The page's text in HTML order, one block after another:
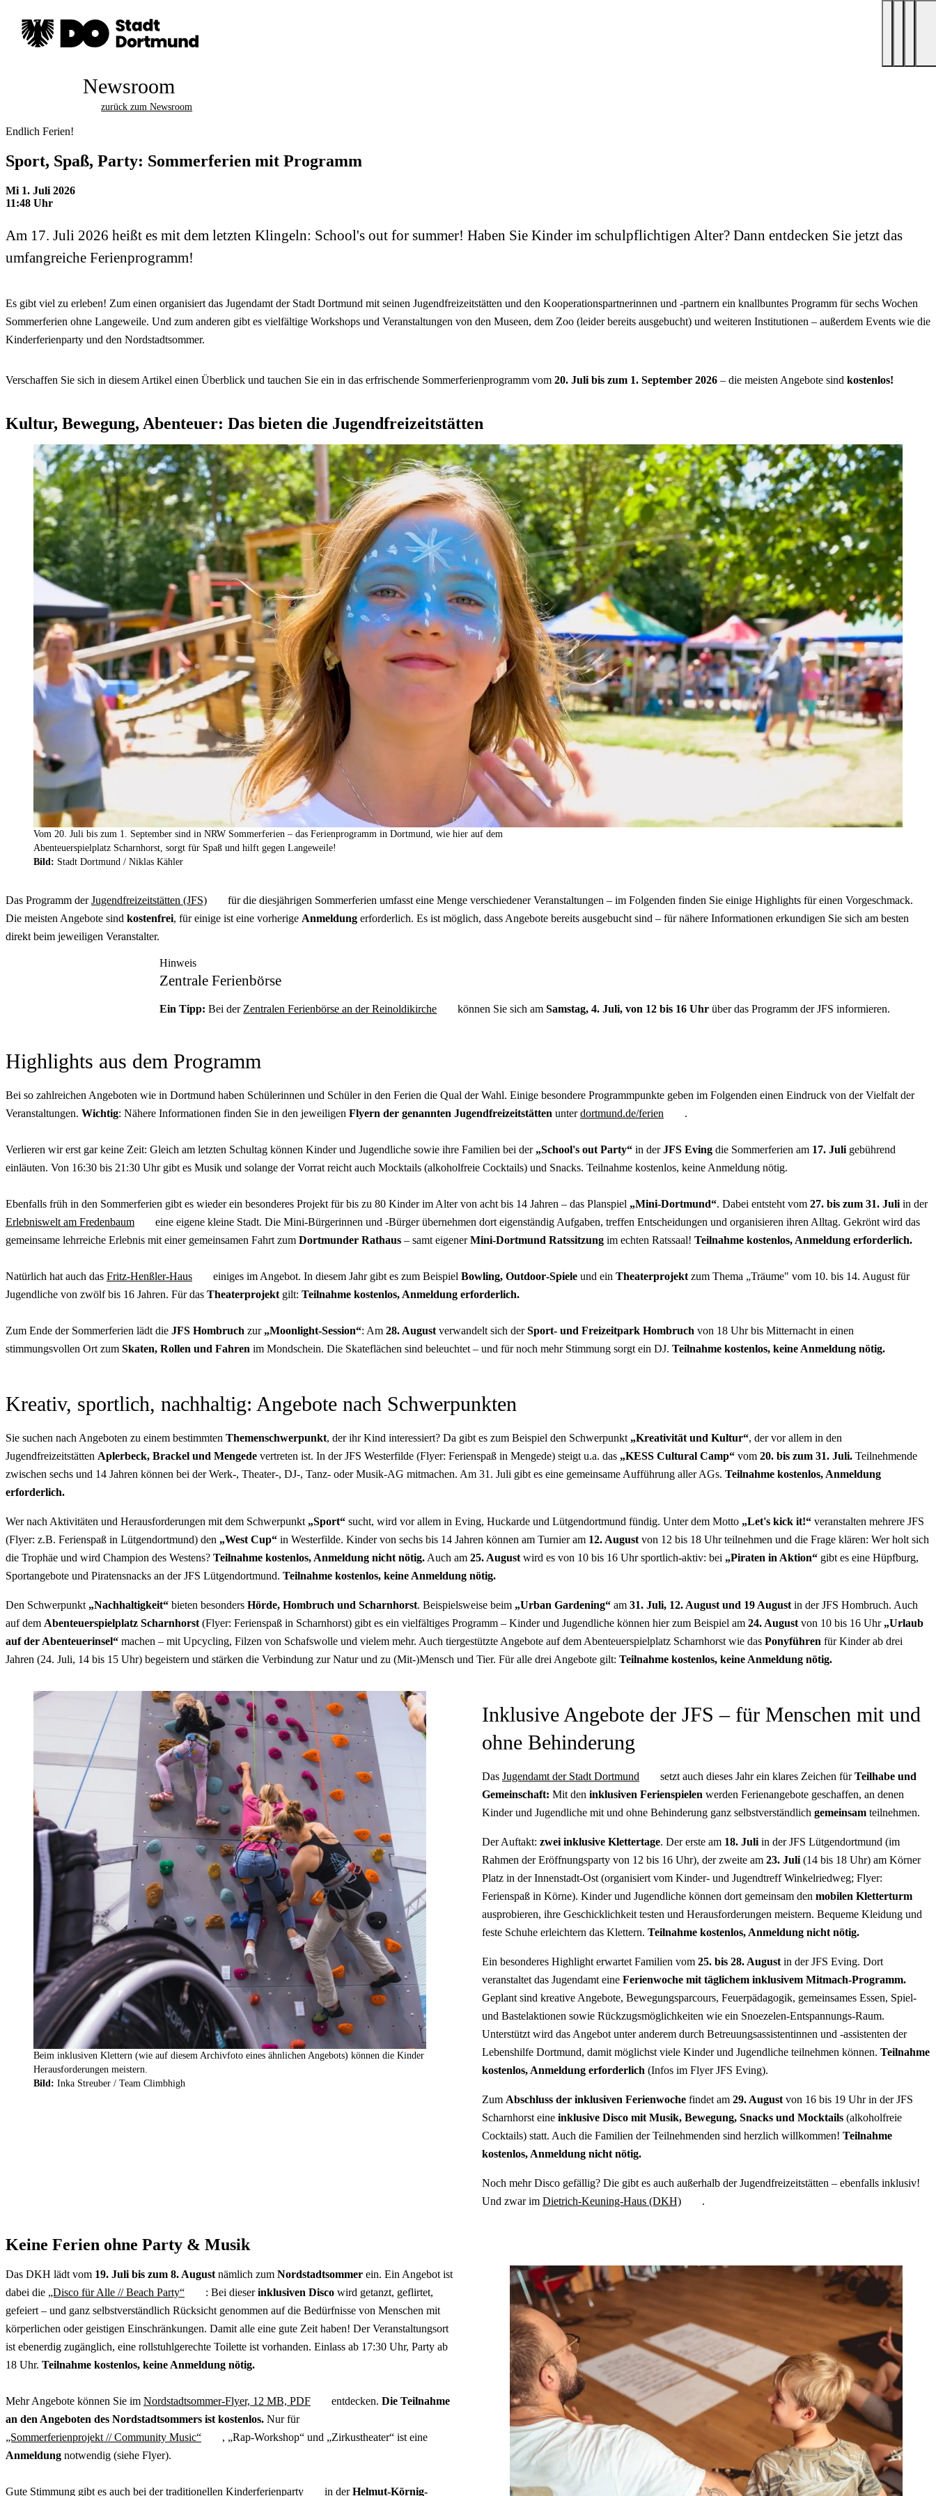
Newsroom
zurück zum Newsroom
Endlich Ferien!
Sport, Spaß, Party: Sommerferien mit Programm
Mi 1. Juli 2026
11:48 Uhr
Am 17. Juli 2026 heißt es mit dem letzten Klingeln: School's out for summer! Haben Sie Kinder im schulpflichtigen Alter? Dann entdecken Sie jetzt das
umfangreiche Ferienprogramm!
Es gibt viel zu erleben! Zum einen organisiert das Jugendamt der Stadt Dortmund mit seinen Jugendfreizeitstätten und den Kooperationspartnerinnen und -partnern ein knallbuntes Programm für sechs Wochen
Sommerferien ohne Langeweile. Und zum anderen gibt es vielfältige Workshops und Veranstaltungen von den Museen, dem Zoo (leider bereits ausgebucht) und weiteren Institutionen – außerdem Events wie die
Kinderferienparty und den Nordstadtsommer.
Verschaffen Sie sich in diesem Artikel einen Überblick und tauchen Sie ein in das erfrischende Sommerferienprogramm vom 20. Juli bis zum 1. September 2026 – die meisten Angebote sind kostenlos!
Kultur, Bewegung, Abenteuer: Das bieten die Jugendfreizeitstätten
Vom 20. Juli bis zum 1. September sind in NRW Sommerferien – das Ferienprogramm in Dortmund, wie hier auf dem
Abenteuerspielplatz Scharnhorst, sorgt für Spaß und hilft gegen Langeweile!
Bild: Stadt Dortmund / Niklas Kähler
Das Programm derJugendfreizeitstätten (JFS)
für die diesjährigen Sommerferien umfasst eine Menge verschiedener Veranstaltungen – im Folgenden finden Sie einige Highlights für einen Vorgeschmack.
Die meisten Angebote sind kostenfrei, für einige ist eine vorherige Anmeldung erforderlich. Es ist möglich, dass Angebote bereits ausgebucht sind – für nähere Informationen erkundigen Sie sich am besten
direkt beim jeweiligen Veranstalter.
Hinweis
Zentrale Ferienbörse
Ein Tipp: Bei derZentralen Ferienbörse an der Reinoldikirche können Sie sich amSamstag, 4. Juli, von 12 bis 16 Uhrüber das Programm der JFS informieren.
Highlights aus dem Programm
Bei so zahlreichen Angeboten wie in Dortmund haben Schülerinnen und Schüler in den Ferien die Qual der Wahl. Einige besondere Programmpunkte geben im Folgenden einen Eindruck von der Vielfalt der
Veranstaltungen. Wichtig: Nähere Informationen finden Sie in den jeweiligen Flyern der genannten Jugendfreizeitstätten unterdortmund.de/ferien .
Verlieren wir erst gar keine Zeit: Gleich am letzten Schultag können Kinder und Jugendliche sowie ihre Familien bei der„School's out Party“ in derJFS Eving die Sommerferien am 17. Juligebührend
einläuten. Von 16:30 bis 21:30 Uhr gibt es Musik und solange der Vorrat reicht auch Mocktails (alkoholfreie Cocktails) und Snacks. Teilnahme kostenlos, keine Anmeldung nötig.
Ebenfalls früh in den Sommerferien gibt es wieder ein besonderes Projekt für bis zu 80 Kinder im Alter von acht bis 14 Jahren – das Planspiel „Mini-Dortmund“. Dabei entsteht vom 27. bis zum 31. Juliin der
Erlebniswelt am Fredenbaum
eine eigene kleine Stadt. Die Mini-Bürgerinnen und -Bürger übernehmen dort eigenständig Aufgaben, treffen Entscheidungen und organisieren ihren Alltag. Gekrönt wird das
gemeinsame lehrreiche Erlebnis mit einer gemeinsamen Fahrt zum Dortmunder Rathaus – samt eigenerMini-Dortmund Ratssitzung im echten Ratssaal! Teilnahme kostenlos, Anmeldung erforderlich.
Natürlich hat auch das Fritz-Henßler-Haus einiges im Angebot. In diesem Jahr gibt es zum Beispiel Bowling, Outdoor-Spiele und einTheaterprojektzum Thema „Träume" vom 10. bis 14. August für
Jugendliche von zwölf bis 16 Jahren. Für das Theaterprojekt gilt: Teilnahme kostenlos, Anmeldung erforderlich.
Zum Ende der Sommerferien lädt die JFS Hombruch zur „Moonlight-Session“: Am 28. Augustverwandelt sich derSport- und Freizeitpark Hombruch von 18 Uhr bis Mitternacht in einen
stimmungsvollen Ort zum Skaten, Rollen und Fahren im Mondschein. Die Skateflächen sind beleuchtet – und für noch mehr Stimmung sorgt ein DJ. Teilnahme kostenlos, keine Anmeldung nötig.
Kreativ, sportlich, nachhaltig: Angebote nach Schwerpunkten
Sie suchen nach Angeboten zu einem bestimmten Themenschwerpunkt, der ihr Kind interessiert? Da gibt es zum Beispiel den Schwerpunkt „Kreativität und Kultur“, der vor allem in den
Jugendfreizeitstätten Aplerbeck, Brackel und Mengede vertreten ist. In der JFS Westerfilde (Flyer: Ferienspaß in Mengede) steigt u.a. das „KESS Cultural Camp“ vom 20. bis zum 31. Juli. Teilnehmende
zwischen sechs und 14 Jahren können bei der Werk-, Theater-, DJ-, Tanz- oder Musik-AG mitmachen. Am 31. Juli gibt es eine gemeinsame Aufführung aller AGs. Teilnahme kostenlos, Anmeldung
erforderlich.
Wer nach Aktivitäten und Herausforderungen mit dem Schwerpunkt „Sport“ sucht, wird vor allem in Eving, Huckarde und Lütgendortmund fündig. Unter dem Motto „Let's kick it!“ veranstalten mehrere JFS
(Flyer: z.B. Ferienspaß in Lütgendortmund) den „West Cup“ in Westerfilde. Kinder von sechs bis 14 Jahren können am Turnier am 12. Augustvon 12 bis 18 Uhr teilnehmen und die Frage klären: Wer holt sich
die Trophäe und wird Champion des Westens? Teilnahme kostenlos, Anmeldung nicht nötig.Auch am 25. Augustwird es von 10 bis 16 Uhr sportlich-aktiv: bei „Piraten in Aktion“ gibt es eine Hüpfburg,
Sportangebote und Piratensnacks an der JFS Lütgendortmund. Teilnahme kostenlos, keine Anmeldung nötig.
Den Schwerpunkt „Nachhaltigkeit“ bieten besonders Hörde, Hombruch und Scharnhorst. Beispielsweise beim „Urban Gardening“ am 31. Juli, 12. August und 19 Augustin der JFS Hombruch. Auch
auf dem Abenteuerspielplatz Scharnhorst(Flyer: Ferienspaß in Scharnhorst) gibt es ein vielfältiges Programm – Kinder und Jugendliche können hier zum Beispiel am 24. Augustvon 10 bis 16 Uhr„Urlaub
auf der Abenteuerinsel“ machen – mitUpcycling, Filzen von Schafswolle und vielem mehr. Auch tiergestützte Angebote auf dem Abenteuerspielplatz Scharnhorst wie das Ponyführen für Kinder ab drei
Jahren (24. Juli, 14 bis 15 Uhr) begeistern und stärken die Verbindung zur Natur und zu (Mit-)Mensch und Tier. Für alle drei Angebote gilt: Teilnahme kostenlos, keine Anmeldung nötig.
Beim inklusiven Klettern (wie auf diesem Archivfoto eines ähnlichen Angebots) können die Kinder
Herausforderungen meistern.
Bild: Inka Streuber / Team Climbhigh
Inklusive Angebote der JFS – für Menschen mit und
ohne Behinderung
Das Jugendamt der Stadt Dortmund setzt auch dieses Jahr ein klares Zeichen fürTeilhabe und
Gemeinschaft: Mit den inklusiven Ferienspielen werden Ferienangebote geschaffen, an denen
Kinder und Jugendliche mit und ohne Behinderung ganz selbstverständlich gemeinsam teilnehmen.
Der Auftakt: zwei inklusive Klettertage. Der erste am 18. Juliin der JFS Lütgendortmund (im
Rahmen der Eröffnungsparty von 12 bis 16 Uhr), der zweite am 23. Juli(14 bis 18 Uhr) am Körner
Platz in der Innenstadt-Ost (organisiert vom Kinder- und Jugendtreff Winkelriedweg; Flyer:
Ferienspaß in Körne). Kinder und Jugendliche können dort gemeinsam den mobilen Kletterturm
ausprobieren, ihre Geschicklichkeit testen und Herausforderungen meistern. Bequeme Kleidung und
feste Schuhe erleichtern das Klettern. Teilnahme kostenlos, Anmeldung nicht nötig.
Ein besonderes Highlight erwartet Familien vom 25. bis 28. Augustin der JFS Eving. Dort
veranstaltet das Jugendamt eine Ferienwoche mit täglichem inklusivem Mitmach-Programm.
Geplant sind kreative Angebote, Bewegungsparcours, Feuerpädagogik, gemeinsames Essen, Spiel-
und Bastelaktionen sowie Rückzugsmöglichkeiten wie ein Snoezelen-Entspannungs-Raum.
Unterstützt wird das Angebot unter anderem durch Betreuungsassistentinnen und -assistenten der
Lebenshilfe Dortmund, damit möglichst viele Kinder und Jugendliche teilnehmen können. Teilnahme
kostenlos, Anmeldung erforderlich (Infos im Flyer JFS Eving).
Zum Abschluss der inklusiven Ferienwoche findet am 29. Augustvon 16 bis 19 Uhr in der JFS
Scharnhorst eine inklusive Disco mit Musik, Bewegung, Snacks und Mocktails (alkoholfreie
Cocktails) statt. Auch die Familien der Teilnehmenden sind herzlich willkommen! Teilnahme
kostenlos, Anmeldung nicht nötig.
Noch mehr Disco gefällig? Die gibt es auch außerhalb der Jugendfreizeitstätten – ebenfalls inklusiv!
Und zwar im Dietrich-Keuning-Haus (DKH) .
Keine Ferien ohne Party & Musik
Das DKH lädt vom 19. Juli bis zum 8. August nämlich zum Nordstadtsommer ein. Ein Angebot ist
dabei die „Disco für Alle // Beach Party“ : Bei dieserinklusiven Discowird getanzt, geflirtet,
gefeiert – und ganz selbstverständlich Rücksicht genommen auf die Bedürfnisse von Menschen mit
körperlichen oder geistigen Einschränkungen. Damit alle eine gute Zeit haben! Der Veranstaltungsort
ist ebenerdig zugänglich, eine rollstuhlgerechte Toilette ist vorhanden. Einlass ab 17:30 Uhr, Party ab
18 Uhr. Teilnahme kostenlos, keine Anmeldung nötig.
Mehr Angebote können Sie im Nordstadtsommer-Flyer, 12 MB, PDF entdecken. Die Teilnahme
an den Angeboten des Nordstadtsommers ist kostenlos. Nur für
„Sommerferienprojekt // Community Music“
, „Rap-Workshop“ und „Zirkustheater“ ist eine
Anmeldung notwendig (siehe Flyer).
Gute Stimmung gibt es auch bei der traditionellen Kinderferienparty in derHelmut-Körnig-